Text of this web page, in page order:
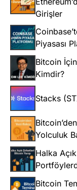
Girişler
Piyasası
Bitcoin
Kimdir?
Stacks
Yolculuk
Halka
Bitcoin